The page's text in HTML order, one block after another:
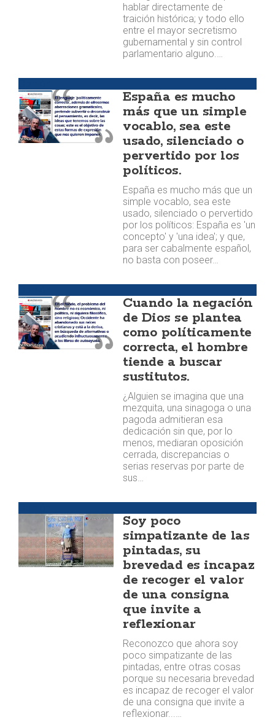
hablar directamente de
traición histórica; y todo ello
entre el mayor secretismo
gubernamental y sin control
parlamentario alguno.…
España es mucho
más que un simple
vocablo, sea este
usado, silenciado o
pervertido por los
políticos.
España es mucho más que un
simple vocablo, sea este
usado, silenciado o pervertido
por los políticos: España es 'un
concepto' y 'una idea'; y que,
para ser cabalmente español,
no basta con poseer…
Cuando la negación
de Dios se plantea
como políticamente
correcta, el hombre
tiende a buscar
sustitutos.
¿Alguien se imagina que una
mezquita, una sinagoga o una
pagoda admitieran esa
dedicación sin que, por lo
menos, mediaran oposición
cerrada, discrepancias o
serias reservas por parte de
sus…
Soy poco
simpatizante de las
pintadas, su
brevedad es incapaz
de recoger el valor
de una consigna
que invite a
reflexionar
Reconozco que ahora soy
poco simpatizante de las
pintadas, entre otras cosas
porque su necesaria brevedad
es incapaz de recoger el valor
de una consigna que invite a
reflexionar...…